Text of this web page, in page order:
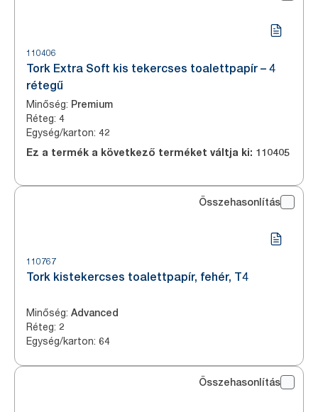
110406
Tork Extra Soft kis tekercses toalettpapír – 4
rétegű
Minőség: Premium
Réteg: 4
Egység/karton: 42
Ez a termék a következő terméket váltja ki: 110405
Összehasonlítás
110767
Tork kistekercses toalettpapír, fehér, T4
Minőség: Advanced
Réteg: 2
Egység/karton: 64
Összehasonlítás